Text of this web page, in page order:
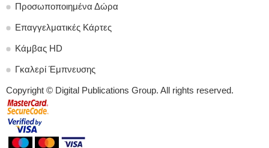
Προσωποποιημένα Δώρα
Επαγγελματικές Κάρτες
Κάμβας HD
Γκαλερί Έμπνευσης
Copyright © Digital Publications Group. All rights reserved.